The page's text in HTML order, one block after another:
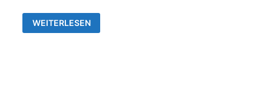
AUSSTELLUNG
VON
WEITERLESEN